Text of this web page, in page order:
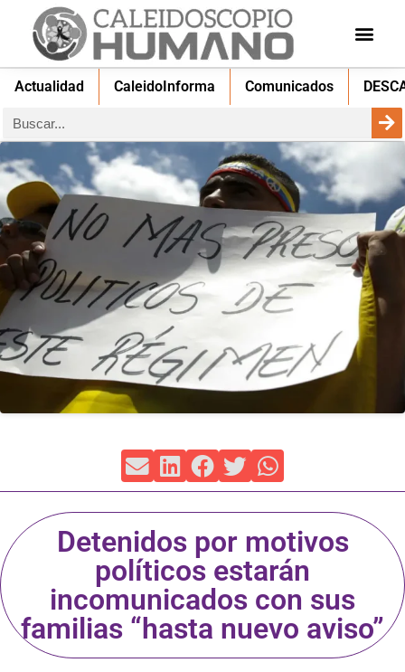
Actualidad CaleidoInforma Comunicados
Detenidos por motivos
políticos estarán
incomunicados con sus
familias “hasta nuevo aviso”